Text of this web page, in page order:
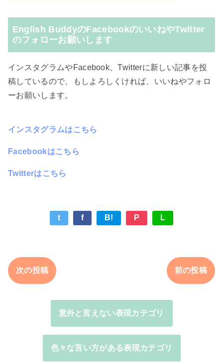
English BuddyのFacebookのいいねやTwitter
のフォローお願いします
インスタグラムやFacebook、Twitterに新しい記事を投
稿しているので、もしよろしくければ、いいねやフォロ
ーお願いします。
インスタグラムはこちら
Facebookはこちら
Twitterはこちら
t f B! P L
次の投稿 前の投稿
意外と言えない表現カテゴリ
色々な言い方がある表現カテゴリ